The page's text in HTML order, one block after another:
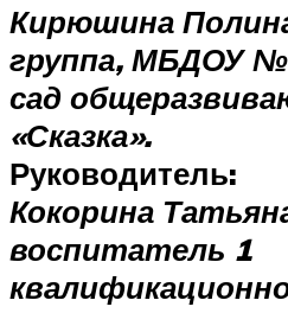
Кирюшина
группа, МБДОУ
сад
«Сказка».
Руководитель:
Кокорина
воспитатель 1